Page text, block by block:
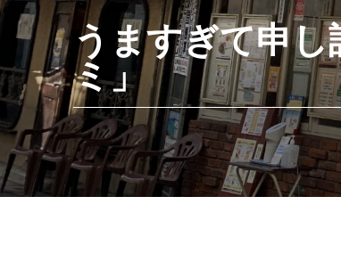
うますぎて申
ミ」